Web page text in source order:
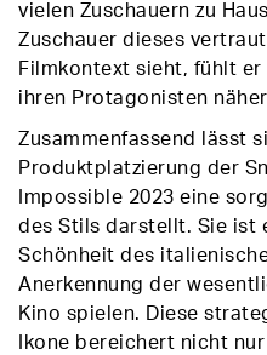
vielen Zuschauern zu
Zuschauer dieses
Filmkontext sieht, fühlt
ihren Protagonisten
Zusammenfassend lässt
Produktplatzierung der
Impossible 2023 eine
des Stils darstellt. Sie ist
Schönheit des
Anerkennung der
Kino spielen. Diese
Ikone bereichert nicht